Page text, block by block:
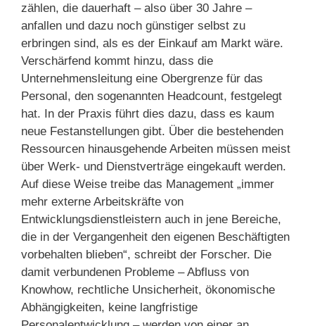
zählen, die dauerhaft – also über 30 Jahre –
anfallen und dazu noch günstiger selbst zu
erbringen sind, als es der Einkauf am Markt wäre.
Verschärfend kommt hinzu, dass die
Unternehmensleitung eine Obergrenze für das
Personal, den sogenannten Headcount, festgelegt
hat. In der Praxis führt dies dazu, dass es kaum
neue Festanstellungen gibt. Über die bestehenden
Ressourcen hinausgehende Arbeiten müssen meist
über Werk- und Dienstverträge eingekauft werden.
Auf diese Weise treibe das Management „immer
mehr externe Arbeitskräfte von
Entwicklungsdienstleistern auch in jene Bereiche,
die in der Vergangenheit den eigenen Beschäftigten
vorbehalten blieben“, schreibt der Forscher. Die
damit verbundenen Probleme – Abfluss von
Knowhow, rechtliche Unsicherheit, ökonomische
Abhängigkeiten, keine langfristige